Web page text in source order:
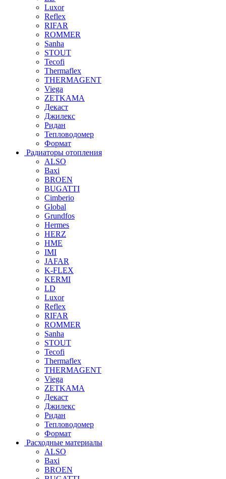
Luxor
Reflex
RIFAR
ROMMER
Sanha
STOUT
Tecofi
Thermaflex
THERMAGENT
Viega
ZETKAMA
Декаст
Джилекс
Ридан
Тепловодомер
Формат
Радиаторы отопления
ALSO
Baxi
BROEN
BUGATTI
Cimberio
Global
Grundfos
Hermes
HERZ
HME
IMI
JAFAR
K-FLEX
KERMI
LD
Luxor
Reflex
RIFAR
ROMMER
Sanha
STOUT
Tecofi
Thermaflex
THERMAGENT
Viega
ZETKAMA
Декаст
Джилекс
Ридан
Тепловодомер
Формат
Расходные материалы
ALSO
Baxi
BROEN